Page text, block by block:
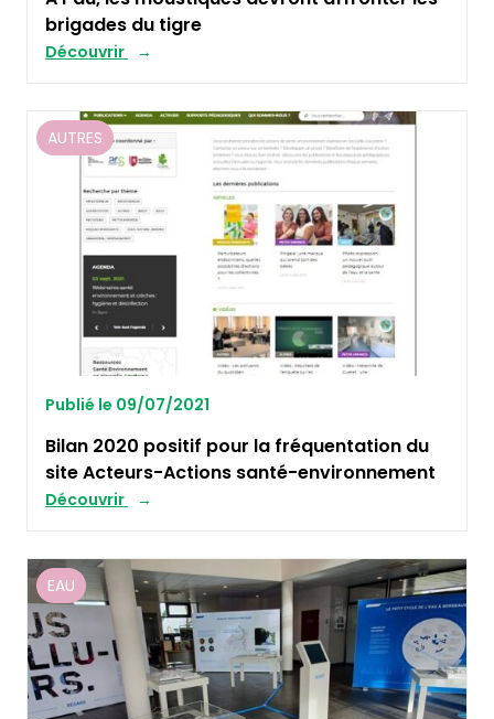
brigades du tigre
Découvrir
AUTRES
Publié le 09/07/2021
Bilan 2020 positif pour la fréquentation du
site Acteurs-Actions santé-environnement
Découvrir
EAU